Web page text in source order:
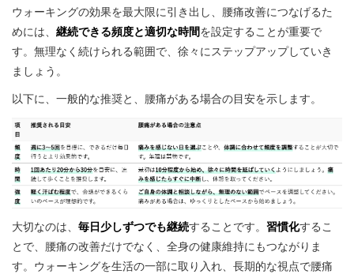
ウォーキングの効果を最大限に引き出し、腰痛改善につなげるた
めには、 継続できる頻度と適切な時間を設定することが重要で
す。無理なく続けられる範囲で、徐々にステップアップしていき
ましょう。
以下に、一般的な推奨と、腰痛がある場合の目安を示します。
大切なのは、 毎日少しずつでも継続することです。 習慣化するこ
とで、腰痛の改善だけでなく、全身の健康維持にもつながりま
す。ウォーキングを生活の一部に取り入れ、長期的な視点で腰痛